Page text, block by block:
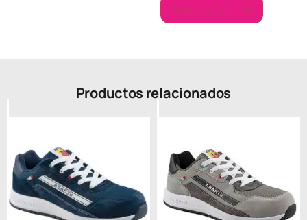
Añadir al carrito
Productos relacionados